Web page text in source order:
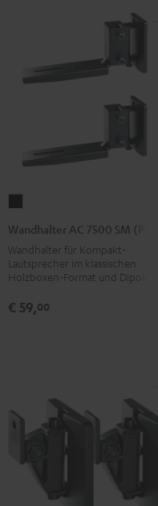
AC
SM
(Paar)
Wandhalter AC 7500 SM (Paar)
Wandhalter für Kompakt-
Lautsprecher im klassischen
Holzboxen-Format und Dipole
€ 59,00